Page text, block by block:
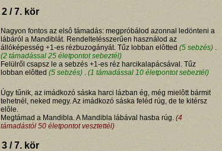
2 / 7. kör
Nagyon fontos az elsô támadás: megpróbálod azonnal ledönteni a
lábáról a Mandiblát. Rendeltetésszerűen használod az
állóképesség +1-es rézbuzogányát. Tűz lobban elôtted (5 sebzés) .
(2 támadással 25 életpontot sebeztél)
Felülről csapsz le a sebzés +1-es réz harcikalapácsával. Tűz
lobban elôtted (5 sebzés) . (1 támadással 10 életpontot sebeztél)
Úgy tűnik, az imádkozó sáska harci lázban ég, még mielôtt bármit
tehetnél, neked megy. Az imádkozó sáska feléd rúg, de te kitérsz
elôle.
Megtámad a Mandibla. A Mandibla lábával hasba rúg. (4
támadástól 50 életpontot vesztettél)
3 / 7. kör